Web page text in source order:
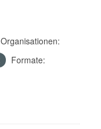
Organisationen:
Formate: